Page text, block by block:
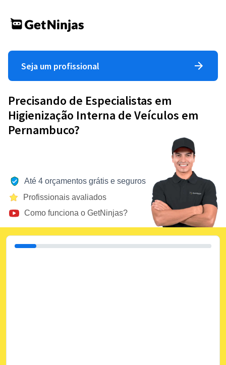
Seja um profissional
Precisando de Especialistas em
Higienização Interna de Veículos em
Pernambuco?
Até 4 orçamentos grátis e seguros
Profissionais avaliados
Como funciona o GetNinjas?